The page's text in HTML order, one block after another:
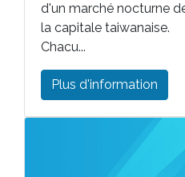
d'un marché nocturne
la capitale taiwanaise.
Chacu...
Plus d'information